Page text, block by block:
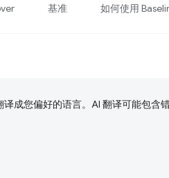
基准 如何使用
成您偏好的语言。AI 翻译可能包含错